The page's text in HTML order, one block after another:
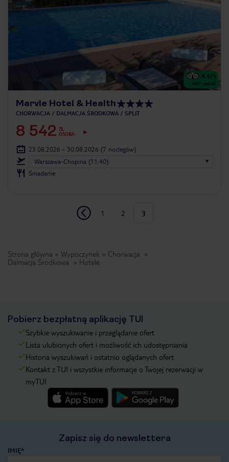
4.4/5
469 opinii
Marvie Hotel & Health
CHORWACJA DALMACJA ŚRODKOWA SPLIT
8 542 ZŁ
OSOBA
23.08.2026 - 30.08.2026 (7 noclegów)
Warszawa-Chopina (11:40)
Śniadanie
1 2 3
Strona główna Wypoczynek
Chorwacja
Dalmacja Środkowa
Hotele
Pobierz bezpłatną aplikację TUI
Szybkie wyszukiwanie i przeglądanie ofert
Lista ulubionych ofert i możliwość ich udostępniania
Historia wyszukiwań i ostatnio oglądanych ofert
Kontakt z TUI i wszystkie informacje o Twojej rezerwacji w
myTUI
Zapisz się do newslettera
IMIĘ*